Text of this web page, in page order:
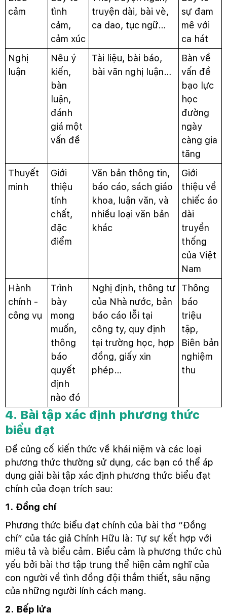
cảm
tình
cảm,
cảm xúc
truyện dài, bài vè,
ca dao, tục ngữ…
sự đam
mê với
ca hát
Nghị
luận
Nêu ý
kiến,
bàn
luận,
đánh
giá một
vấn đề
Tài liệu, bài báo,
bài văn nghị luận…
Bàn về
vấn đề
bạo lực
học
đường
ngày
càng gia
tăng
Thuyết
minh
Giới
thiệu
tính
chất,
đặc
điểm
Văn bản thông tin,
báo cáo, sách giáo
khoa, luận văn, và
nhiều loại văn bản
khác
Giới
thiệu về
chiếc áo
dài
truyền
thống
của Việt
Nam
Hành
chính -
công vụ
Trình
bày
mong
muốn,
thông
báo
quyết
định
nào đó
Nghị định, thông tư
của Nhà nước, bản
báo cáo lỗi tại
công ty, quy định
tại trường học, hợp
đồng, giấy xin
phép…
Thông
báo
triệu
tập,
Biên bản
nghiệm
thu
4. Bài tập xác định phương thức
biểu đạt
Để củng cố kiến thức về khái niệm và các loại
phương thức thường sử dụng, các bạn có thể áp
dụng giải bài tập xác định phương thức biểu đạt
chính của đoạn trích sau:
1. Đồng chí
Phương thức biểu đạt chính của bài thơ “Đồng
chí” của tác giả Chính Hữu là: Tự sự kết hợp với
miêu tả và biểu cảm. Biểu cảm là phương thức chủ
yếu bởi bài thơ tập trung thể hiện cảm nghĩ của
con người về tình đồng đội thắm thiết, sâu nặng
của những người lính cách mạng.
2. Bếp lửa